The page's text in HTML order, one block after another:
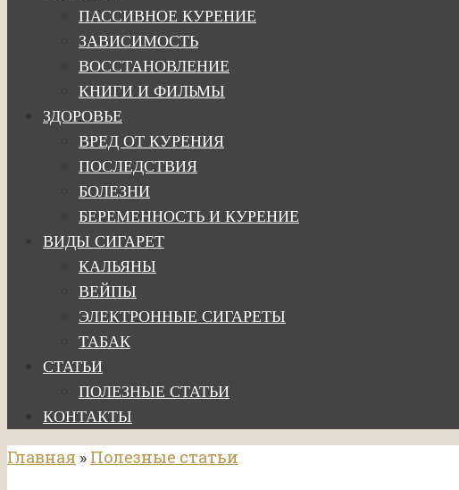
ПАССИВНОЕ КУРЕНИЕ
ЗАВИСИМОСТЬ
ВОССТАНОВЛЕНИЕ
КНИГИ И ФИЛЬМЫ
ЗДОРОВЬЕ
ВРЕД ОТ КУРЕНИЯ
ПОСЛЕДСТВИЯ
БОЛЕЗНИ
БЕРЕМЕННОСТЬ И КУРЕНИЕ
ВИДЫ СИГАРЕТ
КАЛЬЯНЫ
ВЕЙПЫ
ЭЛЕКТРОННЫЕ СИГАРЕТЫ
ТАБАК
СТАТЬИ
ПОЛЕЗНЫЕ СТАТЬИ
КОНТАКТЫ
Главная » Полезные статьи